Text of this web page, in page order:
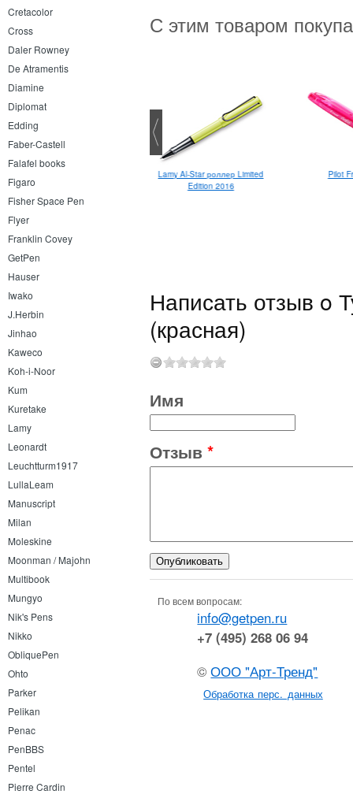
Cretacolor
Cross
Daler Rowney
De Atramentis
Diamine
Diplomat
Edding
Faber-Castell
Falafel books
Figaro
Fisher Space Pen
Flyer
Franklin Covey
GetPen
Hauser
Iwako
J.Herbin
Jinhao
Kaweco
Koh-i-Noor
Kum
Kuretake
Lamy
Leonardt
Leuchtturm1917
LullaLeam
Manuscript
Milan
Moleskine
Moonman / Majohn
Multibook
Mungyo
Nik's Pens
Nikko
ObliquePen
Ohto
Parker
Pelikan
Penac
PenBBS
Pentel
Pierre Cardin
С этим товаром
Lamy Al-Star роллер Limited
Edition 2016
Pilot
Написать отзыв o
(красная)
Имя
Отзыв *
По всем вопросам:
info@getpen.ru
+7 (495) 268 06 94
©ООО "Арт-Тренд"
Обработка перс. данных